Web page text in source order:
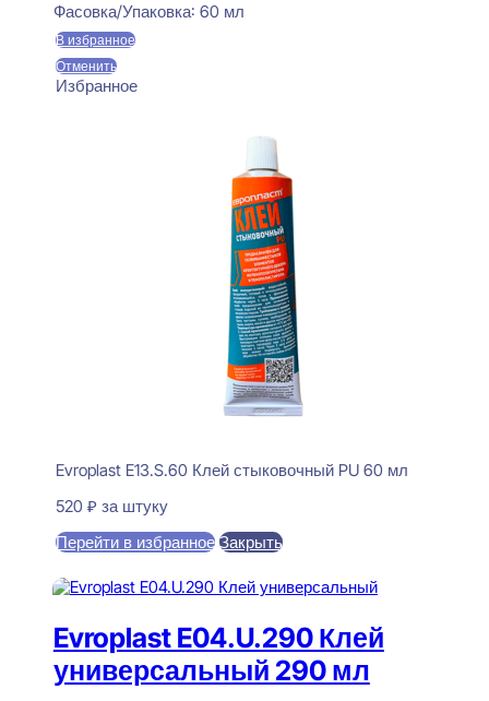
Фасовка/Упаковка: 60 мл
В избранное
Отменить
Избранное
Evroplast E13.S.60 Клей стыковочный PU 60 мл
520 ₽ за штуку
Перейти в избранное Закрыть
Evroplast E04.U.290 Клей
универсальный 290 мл